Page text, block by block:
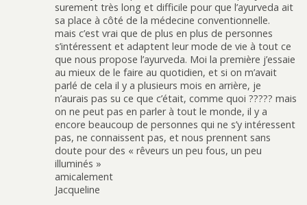
surement très long et difficile pour que l’ayurveda ait
sa place à côté de la médecine conventionnelle.
mais c’est vrai que de plus en plus de personnes
s’intéressent et adaptent leur mode de vie à tout ce
que nous propose l’ayurveda. Moi la première j’essaie
au mieux de le faire au quotidien, et si on m’avait
parlé de cela il y a plusieurs mois en arrière, je
n’aurais pas su ce que c’était, comme quoi ????? mais
on ne peut pas en parler à tout le monde, il y a
encore beaucoup de personnes qui ne s’y intéressent
pas, ne connaissent pas, et nous prennent sans
doute pour des « rêveurs un peu fous, un peu
illuminés »
amicalement
Jacqueline